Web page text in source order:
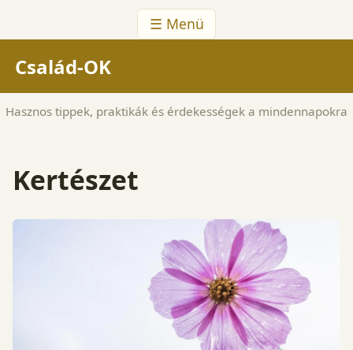
☰ Menü
Család-OK
Hasznos tippek, praktikák és érdekességek a mindennapokra
Kertészet